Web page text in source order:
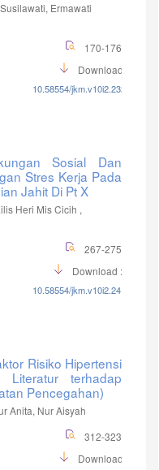
Ermawati
170-176
Download :6
10.58554/jkm.v10i2.232
Sosial Dan
Stres Kerja Pada
Jahit Di Pt X
Heri Mis Cicih ,
267-275
Download :10
10.58554/jkm.v10i2.241
Risiko Hipertensi
terhadap
Pencegahan)
Anita, Nur Aisyah
312-323
Download :8